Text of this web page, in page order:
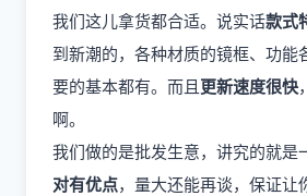
我们这儿拿货都合适。说实话款式
到新潮的，各种材质的镜框、功能
要的基本都有。而且 更新速度很快
啊。
我们做的是批发生意，讲究的就是
对有优点，量大还能再谈，保证让